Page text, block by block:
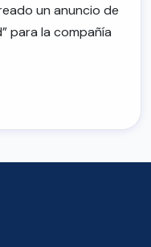
un anuncio de
para la compañía